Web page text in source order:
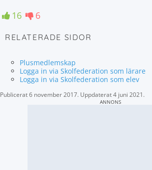
16 6
RELATERADE SIDOR
Plusmedlemskap
Logga in via Skolfederation som lärare
Logga in via Skolfederation som elev
Publicerat6 november 2017. Uppdaterat4 juni 2021.
ANNONS